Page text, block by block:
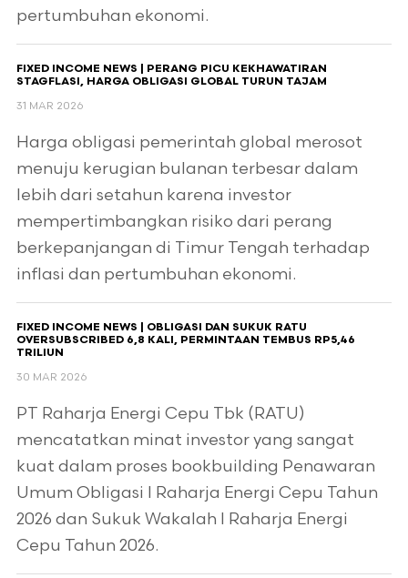
pertumbuhan ekonomi.
FIXED INCOME NEWS | PERANG PICU KEKHAWATIRAN
STAGFLASI, HARGA OBLIGASI GLOBAL TURUN TAJAM
31 MAR 2026
Harga obligasi pemerintah global merosot
menuju kerugian bulanan terbesar dalam
lebih dari setahun karena investor
mempertimbangkan risiko dari perang
berkepanjangan di Timur Tengah terhadap
inflasi dan pertumbuhan ekonomi.
FIXED INCOME NEWS | OBLIGASI DAN SUKUK RATU
OVERSUBSCRIBED 6,8 KALI, PERMINTAAN TEMBUS RP5,46
TRILIUN
30 MAR 2026
PT Raharja Energi Cepu Tbk (RATU)
mencatatkan minat investor yang sangat
kuat dalam proses bookbuilding Penawaran
Umum Obligasi I Raharja Energi Cepu Tahun
2026 dan Sukuk Wakalah I Raharja Energi
Cepu Tahun 2026.